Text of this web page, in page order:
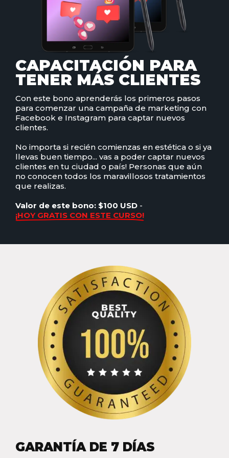
CAPACITACIÓN PARA
TENER MÁS CLIENTES
Con este bono aprenderás los primeros pasos
para comenzar una campaña de marketing con
Facebook e Instagram para captar nuevos
clientes.
No importa si recién comienzas en estética o si ya
llevas buen tiempo... vas a poder captar nuevos
clientes en tu ciudad o país! Personas que aún
no conocen todos los maravillosos tratamientos
que realizas.
Valor de este bono: $100 USD -
¡HOY GRATIS CON ESTE CURSO!
GARANTÍA DE 7 DÍAS